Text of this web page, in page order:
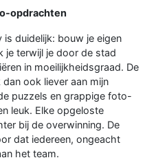
opdrachten
duidelijk: bouw je eigen
je terwijl je door de stad
in moeilijkheidsgraad. De
ook liever aan mijn
puzzels en grappige foto-
leuk. Elke opgeloste
bij de overwinning. De
dat iedereen, ongeacht
het team.